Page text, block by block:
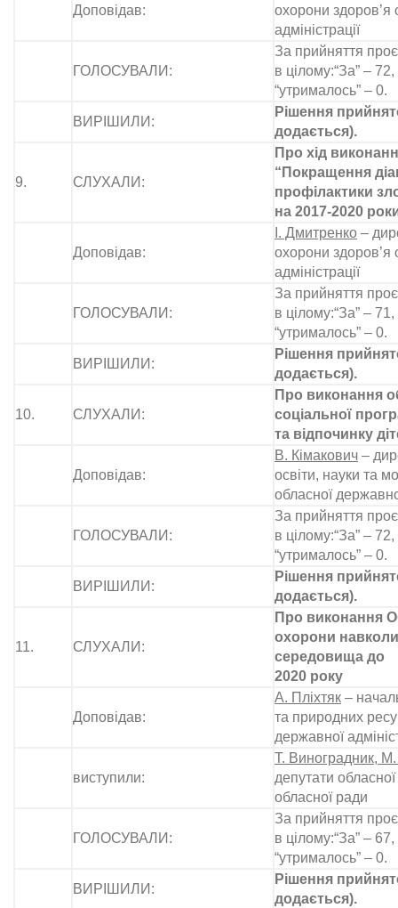
Доповідав:
охорони здоров’я
адміністрації
ГОЛОСУВАЛИ:
За прийняття
в цілому:“За” – 72,
“утрималось” – 0.
ВИРІШИЛИ:
Рішення
додається).
9. СЛУХАЛИ:
Про хід
“Покращення
профілактики
на 2017-2020
Доповідав:
І. Дмитренко –
охорони здоров’я
адміністрації
ГОЛОСУВАЛИ:
За прийняття
в цілому:“За” – 71,
“утрималось” – 0.
ВИРІШИЛИ:
Рішення
додається).
10. СЛУХАЛИ:
Про виконання
соціальної
та відпочинку
Доповідав:
В. Кімакович –
освіти, науки та
обласної
ГОЛОСУВАЛИ:
За прийняття
в цілому:“За” – 72,
“утрималось” – 0.
ВИРІШИЛИ:
Рішення
додається).
11. СЛУХАЛИ:
Про виконання
охорони
середовища до
2020 року
Доповідав:
А. Пліхтяк –
та природних
державної
виступили:
Т. Виноградник,
депутати
обласної ради
ГОЛОСУВАЛИ:
За прийняття
в цілому:“За” – 67,
“утрималось” – 0.
ВИРІШИЛИ:
Рішення
додається).